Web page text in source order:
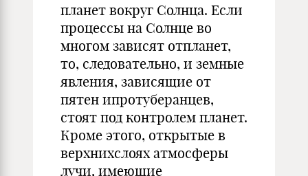
планет вокруг Солнца. Если
процессы на Солнце во
многом зависят отпланет,
то, следовательно, и земные
явления, зависящие от
пятен ипротуберанцев,
стоят под контролем планет.
Кроме этого, открытые в
верхнихслоях атмосферы
лучи, имеющие